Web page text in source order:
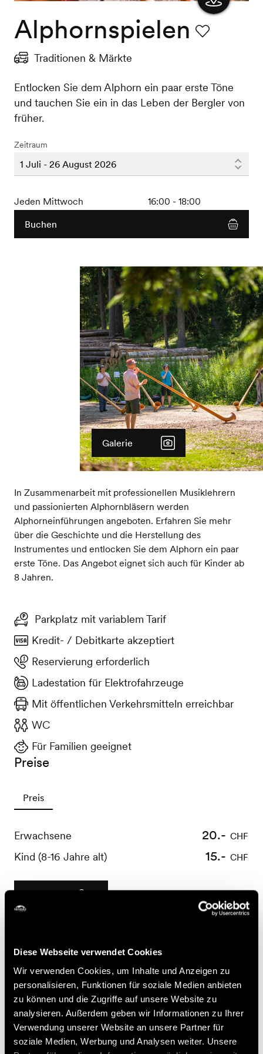
Diese Webseite verwendet Cookies
Wir verwenden Cookies, um Inhalte und Anzeigen zu
personalisieren, Funktionen für soziale Medien anbieten
zu können und die Zugriffe auf unsere Website zu
analysieren. Außerdem geben wir Informationen zu Ihrer
Verwendung unserer Website an unsere Partner für
soziale Medien, Werbung und Analysen weiter. Unsere
Karte
Alphornspielen
Traditionen & Märkte
Entlocken Sie dem Alphorn ein paar erste Töne
und tauchen Sie ein in das Leben der Bergler von
früher.
Zeitraum
Jeden Mittwoch
16:00 - 18:00
Buchen
Galerie
In Zusammenarbeit mit professionellen Musiklehrern
und passionierten Alphornbläsern werden
Alphorneinführungen angeboten. Erfahren Sie mehr
über die Geschichte und die Herstellung des
Instrumentes und entlocken Sie dem Alphorn ein paar
erste Töne. Das Angebot eignet sich auch für Kinder ab
8 Jahren.
Parkplatz mit variablem Tarif
Kredit- / Debitkarte akzeptiert
Reservierung erforderlich
Ladestation für Elektrofahrzeuge
Mit öffentlichen Verkehrsmitteln erreichbar
WC
Für Familien geeignet
Preise
Preis
Erwachsene 20.- CHF
Kind (8-16 Jahre alt) 15.- CHF
Voraus
- Für Fragen zur Stornierung oder Änderung einer
Buchung verweisen wir Sie auf die Allgemeinen
Geschäftsbedingungen von Nendaz Tourisme, die sich
auf https://shop.nendaz.ch finden